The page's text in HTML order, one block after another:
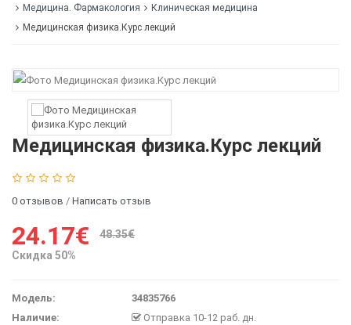
Медицина. Фармакология
Клиническая медицина
Медицинская физика.Курс лекций
Медицинская физика.Курс лекций
0 отзывов / Написать отзыв
24.17€
48.35€
Скидка 50%
Модель:
34835766
Наличие:
Отправка 10-12 раб. дн.